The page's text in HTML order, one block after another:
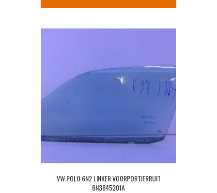
VW POLO 6N2 LINKER VOORPORTIERRUIT
6N3845201A